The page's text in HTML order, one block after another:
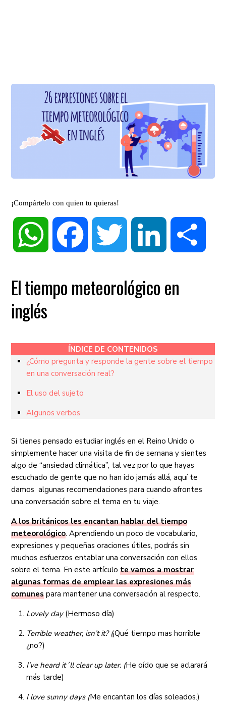
¡Compártelo con quien tu quieras!
WhatsApp Facebook Twitter LinkedIn
El tiempo meteorológico en
inglés
ÍNDICE DE CONTENIDOS
¿Cómo pregunta y responde la gente sobre el tiempo
en una conversación real?
El uso del sujeto
Algunos verbos
Si tienes pensado estudiar inglés en el Reino Unido o
simplemente hacer una visita de fin de semana y sientes
algo de “ansiedad climática”, tal vez por lo que hayas
escuchado de gente que no han ido jamás allá, aquí te
damos algunas recomendaciones para cuando afrontes
una conversación sobre el tema en tu viaje.
A los británicos les encantan hablar del tiempo
meteorológico. Aprendiendo un poco de vocabulario,
expresiones y pequeñas oraciones útiles, podrás sin
muchos esfuerzos entablar una conversación con ellos
sobre el tema. En este artículote vamos a mostrar
algunas formas de emplear las expresiones más
comunes para mantener una conversación al respecto.
Lovely day(Hermoso día)
Terrible weather, isn’t it? (¡Qué tiempo mas horrible
¿no?)
I’ve heard it´ll clear up later. (He oído que se aclarará
más tarde)
I love sunny days (Me encantan los días soleados.)